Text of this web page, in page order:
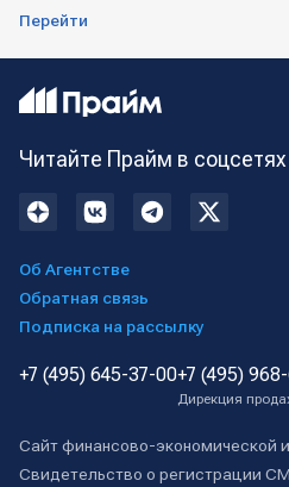
Перейти
Читайте Прайм в соцсетях
Об Агентстве
Обратная связь
Подписка на рассылку
+7 (495) 645-37-00+7 (495)
Дирекция
Сайт финансово-
Свидетельство о регистрации